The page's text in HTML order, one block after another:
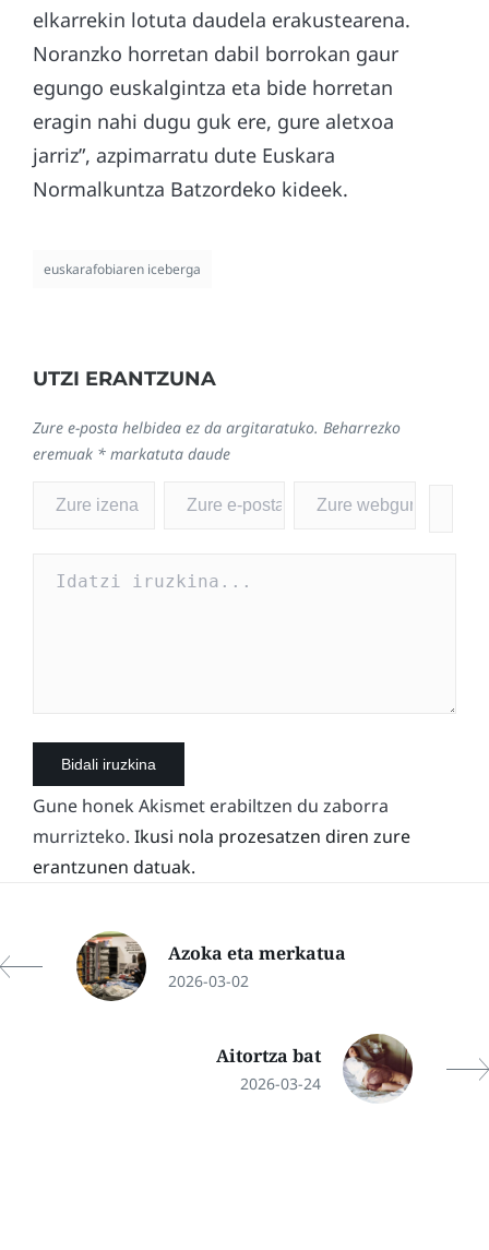
elkarrekin lotuta daudela erakustearena.
Noranzko horretan dabil borrokan gaur
egungo euskalgintza eta bide horretan
eragin nahi dugu guk ere, gure aletxoa
jarriz”, azpimarratu dute Euskara
Normalkuntza Batzordeko kideek.
euskarafobiaren iceberga
UTZI ERANTZUNA
Zure e-posta helbidea ez da argitaratuko. Beharrezko
eremuak * markatuta daude
Gune honek Akismet erabiltzen du zaborra
murrizteko. Ikusi nola prozesatzen diren zure
erantzunen datuak.
Azoka eta merkatua
2026-03-02
Aitortza bat
2026-03-24